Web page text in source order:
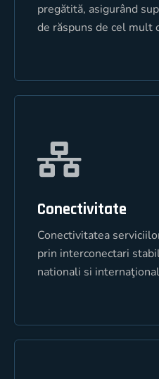
pregătită, asigurând
de răspuns de cel mult
pregătită, asigurând
Conectivitate
Conectivitatea
prin interconectari
nationali si
Conectivitatea
prin interconectari